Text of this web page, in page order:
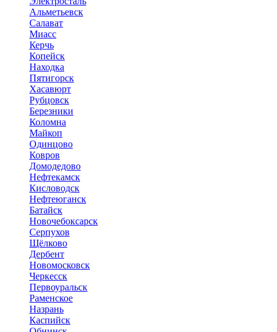
Альметьевск
Салават
Миасс
Керчь
Копейск
Находка
Пятигорск
Хасавюрт
Рубцовск
Березники
Коломна
Майкоп
Одинцово
Ковров
Домодедово
Нефтекамск
Кисловодск
Нефтеюганск
Батайск
Новочебоксарск
Серпухов
Щёлково
Дербент
Новомосковск
Черкесск
Первоуральск
Раменское
Назрань
Каспийск